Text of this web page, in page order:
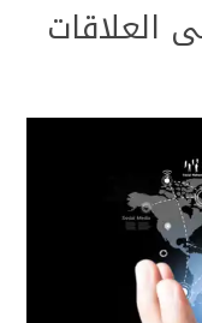
العلاقات